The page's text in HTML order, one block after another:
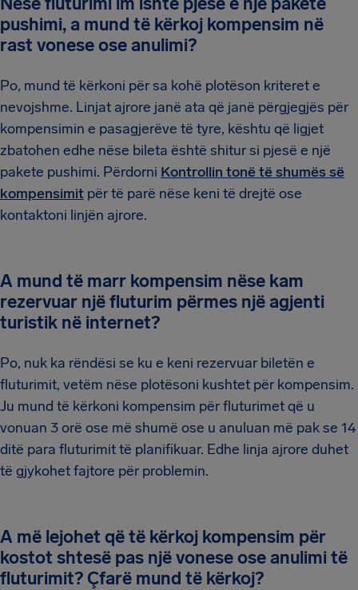
pushimi, a mund të kërkoj kompensim në
rast vonese ose anulimi?
Po, mund të kërkoni për sa kohë plotëson kriteret e
nevojshme. Linjat ajrore janë ata që janë përgjegjës për
kompensimin e pasagjerëve të tyre, kështu që ligjet
zbatohen edhe nëse bileta është shitur si pjesë e një
pakete pushimi. Përdorni Kontrollin tonë të shumës së
kompensimit për të parë nëse keni të drejtë ose
kontaktoni linjën ajrore.
A mund të marr kompensim nëse kam
rezervuar një fluturim përmes një agjenti
turistik në internet?
Po, nuk ka rëndësi se ku e keni rezervuar biletën e
fluturimit, vetëm nëse plotësoni kushtet për kompensim.
Ju mund të kërkoni kompensim për fluturimet që u
vonuan 3 orë ose më shumë ose u anuluan më pak se 14
ditë para fluturimit të planifikuar. Edhe linja ajrore duhet
të gjykohet fajtore për problemin.
A më lejohet që të kërkoj kompensim për
kostot shtesë pas një vonese ose anulimi të
fluturimit? Çfarë mund të kërkoj?